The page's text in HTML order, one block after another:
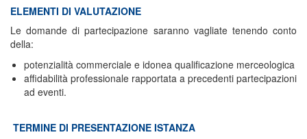
ELEMENTI DI VALUTAZIONE
Le domande di partecipazione saranno vagliate tenendo conto
della:
potenzialità commerciale e idonea qualificazione merceologica
affidabilità professionale rapportata a precedenti partecipazioni
ad eventi.
TERMINE DI PRESENTAZIONE ISTANZA